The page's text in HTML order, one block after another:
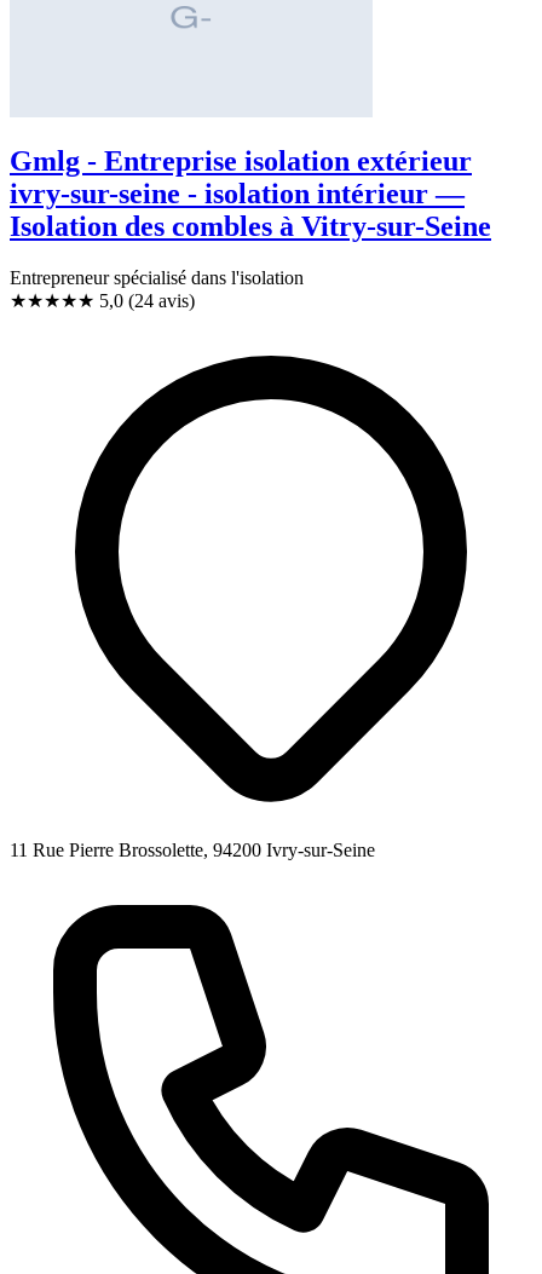
Gmlg - Entreprise isolation extérieur
ivry-sur-seine - isolation intérieur —
Isolation des combles à Vitry-sur-Seine
Entrepreneur spécialisé dans l'isolation
★★★★★ 5,0 (24 avis)
11 Rue Pierre Brossolette, 94200 Ivry-sur-Seine